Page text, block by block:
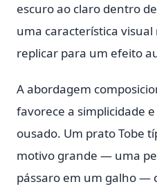
escuro ao claro dentro
uma característica
replicar para um efeito
A abordagem
favorece a simplicidade
ousado. Um prato Tobe
motivo grande — uma
pássaro em um galho —